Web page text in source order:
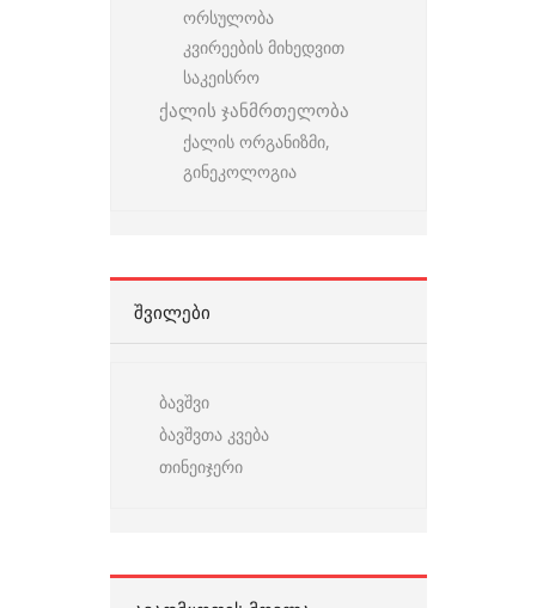
ორსულობა
კვირეების მიხედვით
საკეისრო
ქალის ჯანმრთელობა
ქალის ორგანიზმი,
გინეკოლოგია
ᲨᲕᲘᲚᲔᲑᲘ
ბავშვი
ბავშვთა კვება
თინეიჯერი